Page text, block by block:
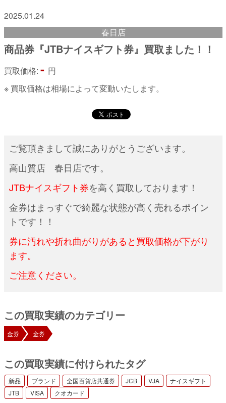
2025.01.24
春日店
商品券『JTBナイスギフト券』買取ました！！
買取価格: - 円
※ 買取価格は相場によって変動いたします。
ご覧頂きまして誠にありがとうございます。
高山質店 春日店です。
JTBナイスギフト券を高く買取しております！
金券はまっすぐで綺麗な状態が高く売れるポイン
トです！！
券に汚れや折れ曲がりがあると買取価格が下がり
ます。
ご注意ください。
この買取実績のカテゴリー
金券 金券
この買取実績に付けられたタグ
新品 ブランド 全国百貨店共通券 JCB VJA
ナイスギフト
JTB
VISA クオカード